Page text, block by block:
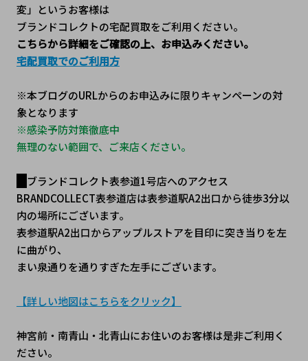
変」というお客様は
ブランドコレクトの宅配買取をご利用ください。
こちらから詳細をご確認の上、お申込みください。
宅配買取でのご利用方
※本ブログのURLからのお申込みに限りキャンペーンの対
象となります
※感染予防対策徹底中
無理のない範囲で、ご来店ください。
ブランドコレクト表参道1号店へのアクセス
BRANDCOLLECT表参道店は表参道駅A2出口から徒歩3分以
内の場所にございます。
表参道駅A2出口からアップルストアを目印に突き当りを左
に曲がり、
まい泉通りを通りすぎた左手にございます。
【詳しい地図はこちらをクリック】
神宮前・南青山・北青山にお住いのお客様は是非ご利用く
ださい。